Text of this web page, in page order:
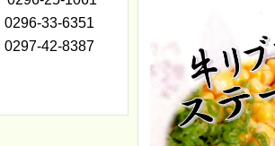
0296-33-6351
0297-42-8387